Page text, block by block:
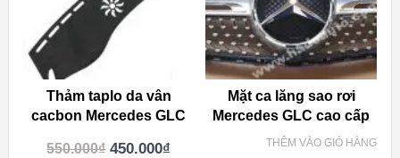
Thảm taplo da vân
cacbon Mercedes GLC
550.000₫ 450.000₫
Mặt ca lăng sao rơi
Mercedes GLC cao cấp
THÊM VÀO GIỎ HÀNG